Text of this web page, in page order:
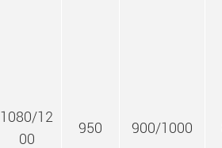
1080/12
00
950 900/1000